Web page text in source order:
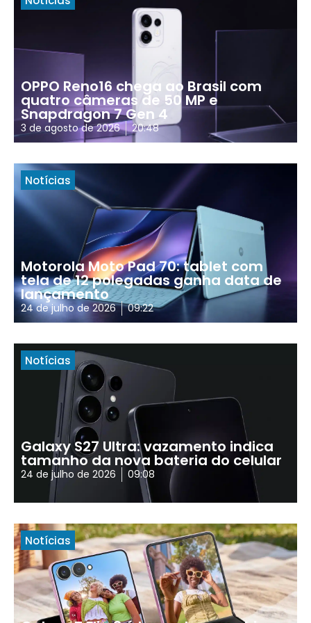
OPPO Reno16 chega ao Brasil com
quatro câmeras de 50 MP e
Snapdragon 7 Gen 4
3 de agosto de 2026 20:48
Notícias
Motorola Moto Pad 70: tablet com
tela de 12 polegadas ganha data de
lançamento
24 de julho de 2026 09:22
Notícias
Galaxy S27 Ultra: vazamento indica
tamanho da nova bateria do celular
24 de julho de 2026 09:08
Notícias